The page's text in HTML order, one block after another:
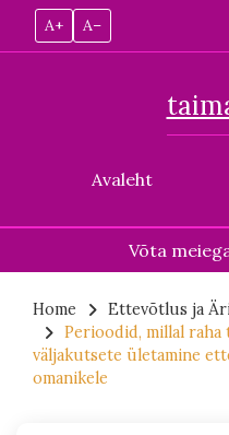
A+ A–
Avaleht
Võta
content
Home
Ettevõtlus ja
Perioodid, millal raha
väljakutsete ületamine
omanikele